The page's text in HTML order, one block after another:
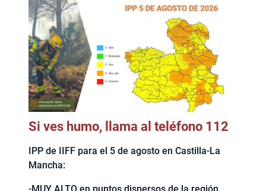
Si ves humo, llama al teléfono 112
IPP de IIFF para el 5 de agosto en Castilla-La
Mancha: